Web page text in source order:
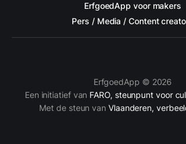
ErfgoedApp voor makers
Pers / Media / Content
ErfgoedApp © 2026
Een initiatief van FARO, steunpunt voor
Met de steun van Vlaanderen,